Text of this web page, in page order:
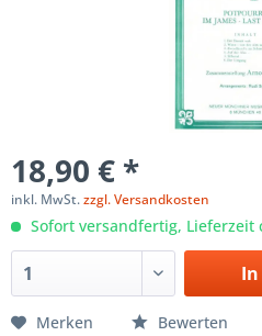
18,90 € *
inkl. MwSt.zzgl. Versandkosten
Sofort versandfertig, Lieferzeit
Merken Bewerten